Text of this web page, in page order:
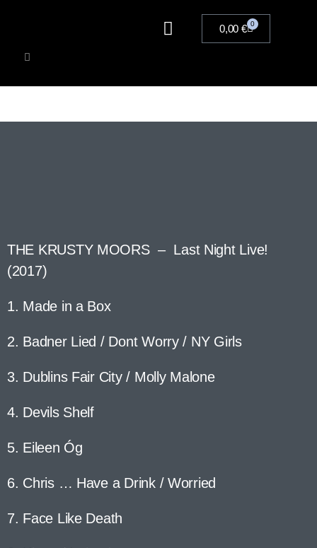
0,00 € 0
THE KRUSTY MOORS – Last Night Live!
(2017)
1. Made in a Box
2. Badner Lied / Dont Worry / NY Girls
3. Dublins Fair City / Molly Malone
4. Devils Shelf
5. Eileen Óg
6. Chris … Have a Drink / Worried
7. Face Like Death